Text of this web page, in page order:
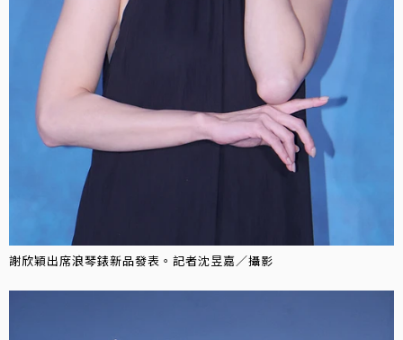
謝欣穎出席浪琴錶新品發表。記者沈昱嘉／攝影